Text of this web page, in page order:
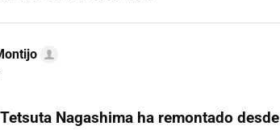
Tetsuta Nagashima ha remontado